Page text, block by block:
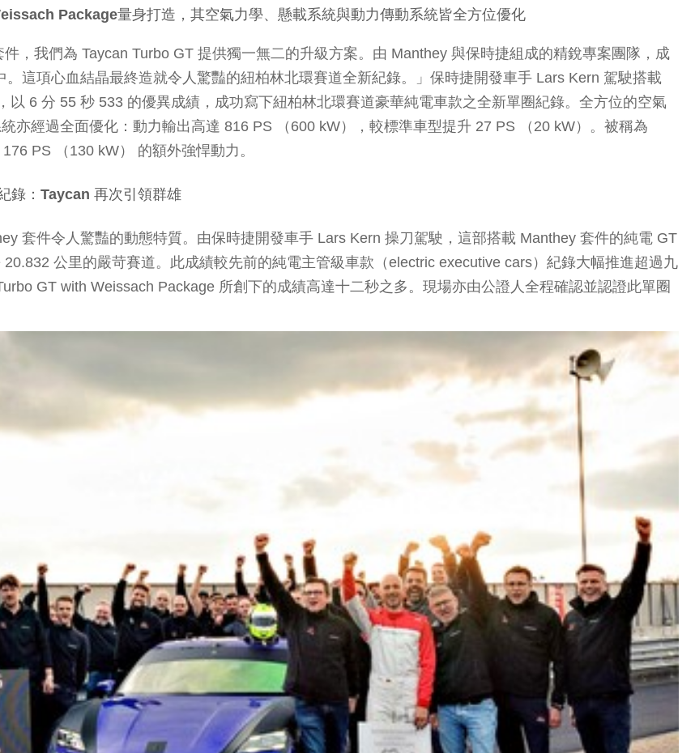
Package量身打造，其空氣力學、懸載系統與動力傳動系統皆全方位優化
，我們為 Taycan Turbo GT 提供獨一無二的升級方案。由 Manthey 與保時捷組成的精銳專案團隊，成
這項心血結晶最終造就令人驚豔的紐柏林北環賽道全新紀錄。」保時捷開發車手 Lars Kern 駕駛搭載
以 6 分 55 秒 533 的優異成績，成功寫下紐柏林北環賽道豪華純電車款之全新單圈紀錄。全方位的空氣
亦經過全面優化：動力輸出高達 816 PS （600 kW），較標準車型提升 27 PS （20 kW）。被稱為
PS （130 kW） 的額外強悍動力。
錄：Taycan 再次引領群雄
套件令人驚豔的動態特質。由保時捷開發車手 Lars Kern 操刀駕駛，這部搭載 Manthey 套件的純電 GT
公里的嚴苛賽道。此成績較先前的純電主管級車款（electric executive cars）紀錄大幅推進超過九
GT with Weissach Package 所創下的成績高達十二秒之多。現場亦由公證人全程確認並認證此單圈